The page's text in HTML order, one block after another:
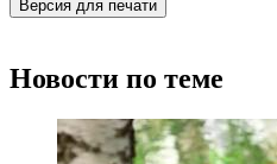
Версия для печати
Новости по теме